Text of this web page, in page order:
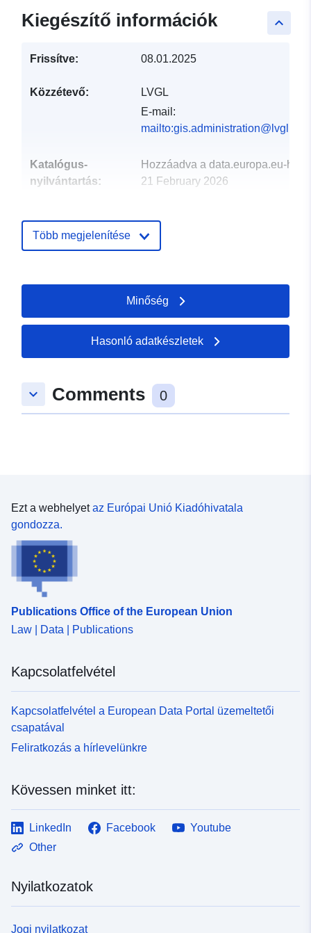
keyboard_arrow_up
Kiegészítő információk
Frissítve: 08.01.2025
Közzétevő:
LVGL
E-mail:
Katalógus-
nyilvántartás:
Hozzáadva a data.europa.eu-hoz:
21 February 2026
Térbeli: Koordináták:
49.3749 ], [ 6.76218,
49.3734 ], [ 6.76044,
49.3734 ], [ 6.76044,
49.3749 ] ]
Típus: Polygon
uriRef:
http://data.europa.eu/88u/dataset/
7d0a-841c-7982-59bc22689105
Több megjelenítése
Minőség
Hasonló adatkészletek
keyboard_arrow_down Comments 0
Ezt a webhelyetaz Európai Unió Kiadóhivatala
gondozza.
Publications Office of the European Union
Law | Data | Publications
Kapcsolatfelvétel
Kapcsolatfelvétel a European Data Portal üzemeltetői
csapatával
Feliratkozás a hírlevelünkre
Kövessen minket itt:
LinkedIn Facebook
Youtube
Other
Nyilatkozatok
Jogi nyilatkozat